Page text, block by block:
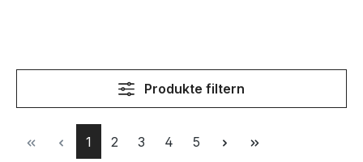
Produkte filtern
Seite
1 Seite
2 Seite
3 Seite
4 Seite
5